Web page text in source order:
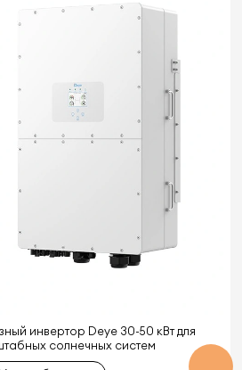
инвертор Deye 30-50 кВт для
солнечных систем